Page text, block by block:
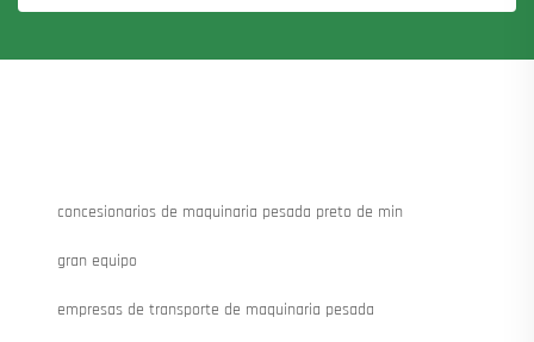
concesionarios de maquinaria pesada preto de min
gran equipo
empresas de transporte de maquinaria pesada